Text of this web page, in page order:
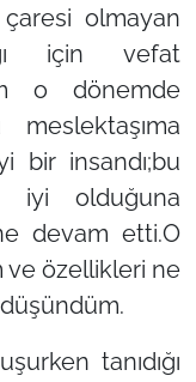
olmayan
için vefat
o dönemde
bir insandı;bu
iyi olduğuna
devam etti.O
ve özellikleri ne
tanıdığı